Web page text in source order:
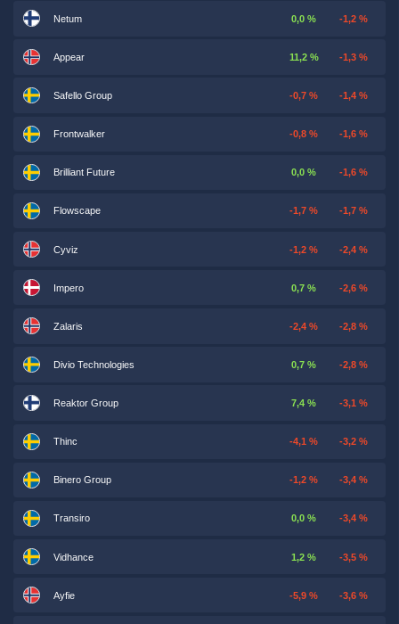
Netum 0,0 % -1,2 %
Appear 11,2 % -1,3 %
Safello Group -0,7 % -1,4 %
Frontwalker -0,8 % -1,6 %
Brilliant Future 0,0 % -1,6 %
Flowscape -1,7 % -1,7 %
Cyviz -1,2 % -2,4 %
Impero 0,7 % -2,6 %
Zalaris -2,4 % -2,8 %
Divio Technologies 0,7 % -2,8 %
Reaktor Group 7,4 % -3,1 %
Thinc -4,1 % -3,2 %
Binero Group -1,2 % -3,4 %
Transiro 0,0 % -3,4 %
Vidhance 1,2 % -3,5 %
Ayfie -5,9 % -3,6 %